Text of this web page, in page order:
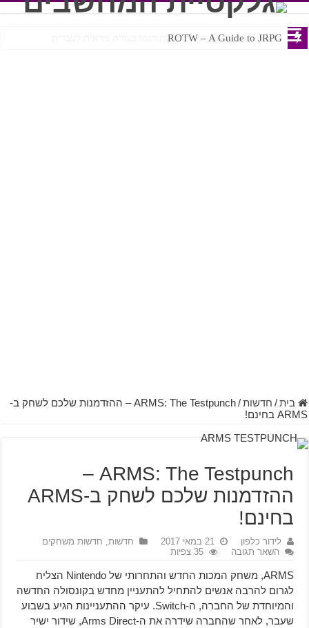
Steven Universe והשירים שתורגמו בצורה נוראית לעברית
ROTW – A Guide to JRPG
בית / חדשות /
ARMS: The Testpunch – ההזדמנות שלכם לשחק ב-
ARMS בחינם!
ARMS: The Testpunch –
ההזדמנות שלכם לשחק ב-ARMS
בחינם!
לידור כלפון 21 במאי 2017 חדשות, חדשות משחקים
השאר תגובה
35 צפיות
ARMS, משחק המכות החדש והתחרותי של Nintendo הצליח
לגרום להרבה אנשים להתחיל להתעניין מחדש בקונסולה החדשה
והמיוחדת של החברה, ה-Switch. עיקר ההתעניינות הגיע בשבוע
שעבר, לאחר שהחברה שידרה את ה-Arms Direct, שידור ישיר